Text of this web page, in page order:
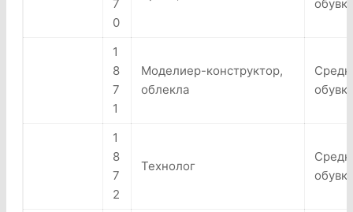
7
0
1
8
7
1
Моделиер-конструктор,
облекла
1
8
7
2
Технолог